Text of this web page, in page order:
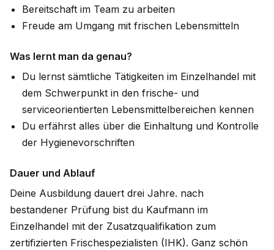
Bereitschaft im Team zu arbeiten
Freude am Umgang mit frischen Lebensmitteln
Was lernt man da genau?
Du lernst sämtliche Tätigkeiten im Einzelhandel mit
dem Schwerpunkt in den frische- und
serviceorientierten Lebensmittelbereichen kennen
Du erfährst alles über die Einhaltung und Kontrolle
der Hygienevorschriften
Dauer und Ablauf
Deine Ausbildung dauert drei Jahre. nach
bestandener Prüfung bist du Kaufmann im
Einzelhandel mit der Zusatzqualifikation zum
zertifizierten Frischespezialisten (IHK). Ganz schön